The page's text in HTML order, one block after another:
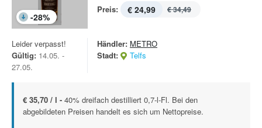
-28%
Preis: € 24,99 € 34,49
Leider verpasst!
Gültig: 14.05. -
27.05.
Händler: METRO
Stadt:
Telfs
€ 35,70 / l - 40% dreifach destilliert 0,7-l-Fl. Bei den
abgebildeten Preisen handelt es sich um Nettopreise.